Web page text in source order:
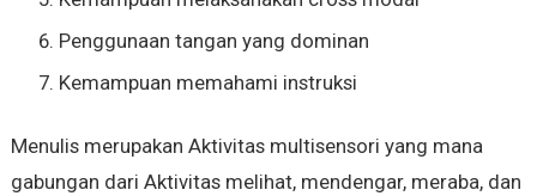
Penggunaan tangan yang dominan
Kemampuan memahami instruksi
Menulis merupakan Aktivitas multisensori yang mana
gabungan dari Aktivitas melihat, mendengar, meraba, dan